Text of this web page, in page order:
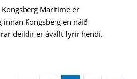
Maritime er
Kongsberg en náið
deildir er ávallt fyrir hendi.